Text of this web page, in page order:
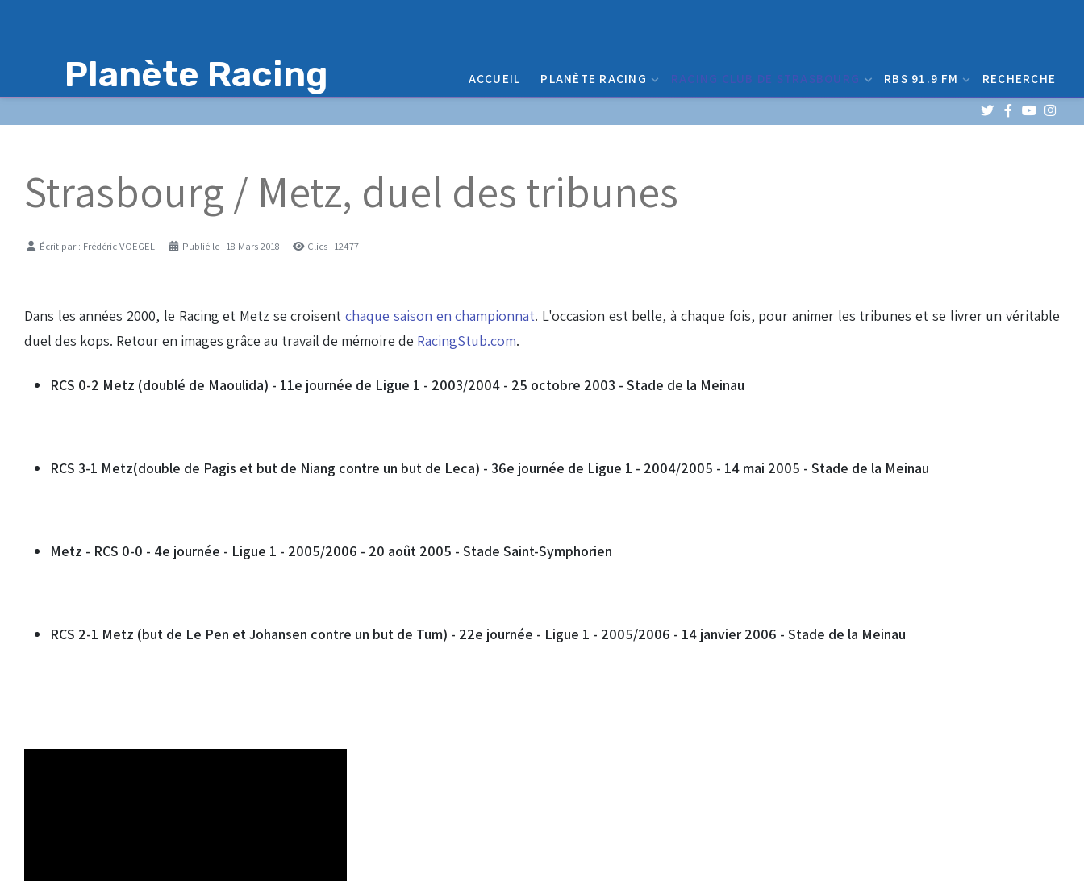
Planète Racing ACCUEIL PLANÈTE RACING RACING CLUB DE STRASBOURG RBS 91.9 FM RECHERCHE
Strasbourg / Metz, duel des tribunes
DétailsÉcrit par : Frédéric VOEGEL Publié le : 18 Mars 2018 Clics : 12477
Dans les années 2000, le Racing et Metz se croisentchaque saison en championnat. L'occasion est belle, à chaque fois, pour animer les tribunes et se livrer un véritable
duel des kops. Retour en images grâce au travail de mémoire de RacingStub.com.
RCS 0-2 Metz (doublé de Maoulida) - 11e journée de Ligue 1 - 2003/2004 - 25 octobre 2003 - Stade de la Meinau
RCS 3-1 Metz(double de Pagis et but de Niang contre un but de Leca) - 36e journée de Ligue 1 - 2004/2005 - 14 mai 2005 - Stade de la Meinau
Metz - RCS 0-0 - 4e journée - Ligue 1 - 2005/2006 - 20 août 2005 - Stade Saint-Symphorien
RCS 2-1 Metz (but de Le Pen et Johansen contre un but de Tum) - 22e journée - Ligue 1 - 2005/2006 - 14 janvier 2006 - Stade de la Meinau